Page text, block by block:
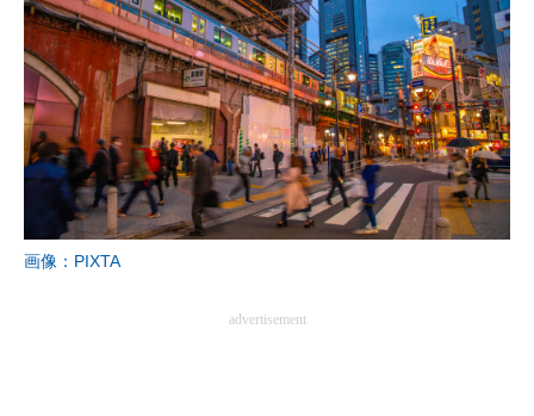
好きが集まる 比べて選べる
ビジネスと働き方のヒント
AI活用のいまが分かる
企業ITのトレンドを詳説
画像：PIXTA
advertisement